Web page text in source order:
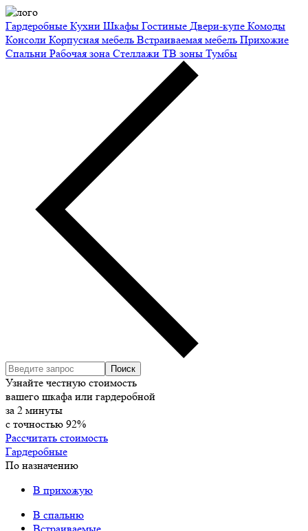
Гардеробные Кухни Шкафы Гостиные Двери-купе Комоды
Консоли Корпусная мебель Встраиваемая мебель Прихожие
Спальни Рабочая зона Стеллажи ТВ зоны Тумбы
Узнайте честную стоимость
вашего шкафа или гардеробной
за 2 минуты
с точностью 92%
Рассчитать стоимость
Гардеробные
По назначению
В прихожую
В спальню